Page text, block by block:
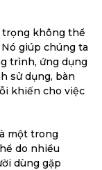
không thể
giúp chúng ta
trình, ứng dụng
sử dụng, bàn
khiến cho việc
một trong
do nhiều
dùng gặp